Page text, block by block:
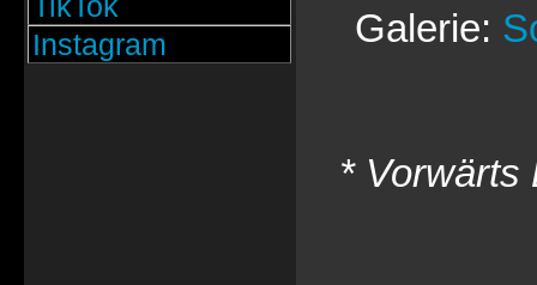
Instagram
Galerie:
* Vorwärts